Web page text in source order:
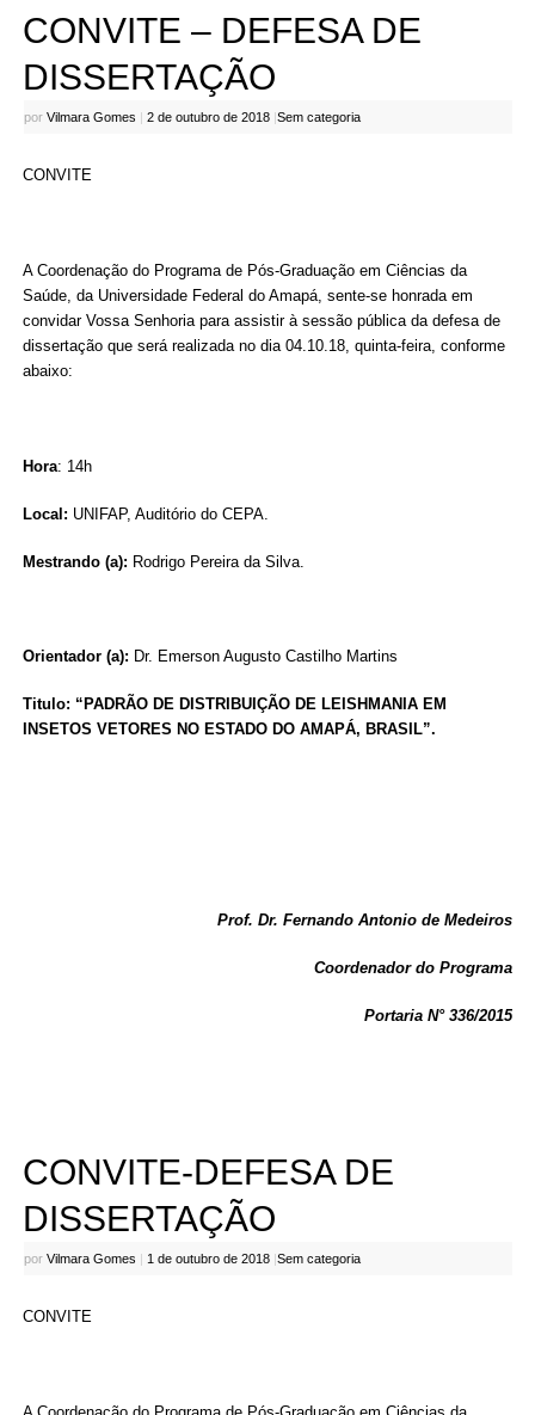
CONVITE – DEFESA DE
DISSERTAÇÃO
por Vilmara Gomes | 2 de outubro de 2018 |Sem categoria
CONVITE
A Coordenação do Programa de Pós-Graduação em Ciências da
Saúde, da Universidade Federal do Amapá, sente-se honrada em
convidar Vossa Senhoria para assistir à sessão pública da defesa de
dissertação que será realizada no dia 04.10.18, quinta-feira, conforme
abaixo:
Hora: 14h
Local: UNIFAP, Auditório do CEPA.
Mestrando (a): Rodrigo Pereira da Silva.
Orientador (a): Dr. Emerson Augusto Castilho Martins
Titulo: “ PADRÃO DE DISTRIBUIÇÃO DE LEISHMANIA EM
INSETOS VETORES NO ESTADO DO AMAPÁ, BRASIL”.
Prof. Dr. Fernando Antonio de Medeiros
Coordenador do Programa
Portaria N° 336/2015
CONVITE-DEFESA DE
DISSERTAÇÃO
por Vilmara Gomes | 1 de outubro de 2018 |Sem categoria
CONVITE